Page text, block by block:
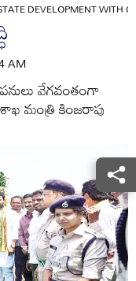
DEVELOPMENT WITH
AM
వేగవంతంగా
మంత్రి కింజరాపు